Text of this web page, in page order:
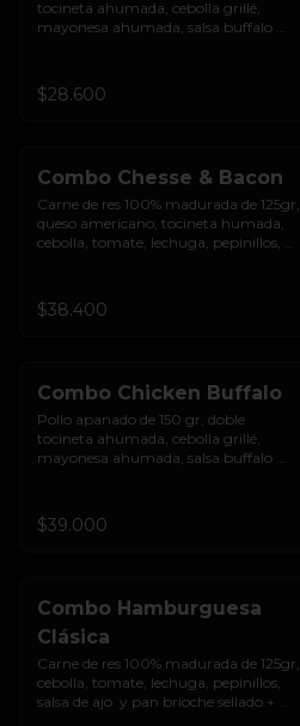
tocineta ahumada, cebolla grillé,
mayonesa ahumada, salsa buffalo
$28.600
Combo Chesse & Bacon
Carne de res 100% madurada de 125gr,
queso americano, tocineta humada,
cebolla, tomate, lechuga, pepinillos,
$38.400
Combo Chicken Buffalo
Pollo apanado de 150 gr, doble
tocineta ahumada, cebolla grillé,
mayonesa ahumada, salsa buffalo
+ bebida de la casa
$39.000
Combo Hamburguesa
Clásica
Carne de res 100% madurada de 125gr,
cebolla, tomate, lechuga, pepinillos,
salsa de ajo  y pan brioche sellado +